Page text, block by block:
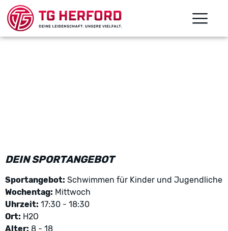
DEIN SPORTANGEBOT
Sportangebot: Schwimmen für Kinder und Jugendliche
Wochentag: Mittwoch
Uhrzeit: 17:30 - 18:30
Ort: H2O
Alter: 8 - 18